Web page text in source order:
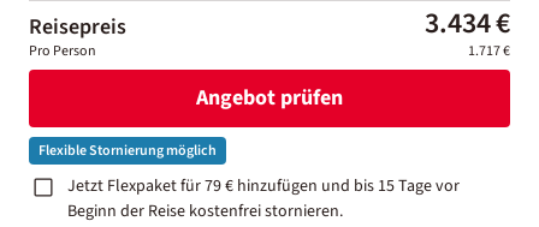
Reisepreis 3.434 €
Pro Person 1.717 €
Angebot prüfen
Flexible Stornierung möglich
Jetzt Flexpaket für 79 € hinzufügen und bis 15 Tage vor
Beginn der Reise kostenfrei stornieren.